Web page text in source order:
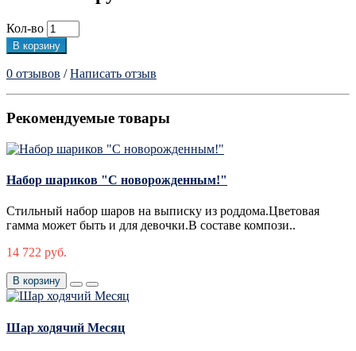
Кол-во
В корзину
0 отзывов /Написать отзыв
Рекомендуемые товары
Набор шариков "С новорожденным!"
Стильный набор шаров на выписку из роддома.Цветовая
гамма может быть и для девочки.В составе компози..
14 722 руб.
В корзину
Шар ходячий Месяц